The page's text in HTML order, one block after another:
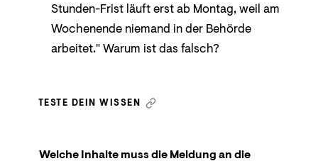
Stunden-Frist läuft erst ab Montag, weil am
Wochenende niemand in der Behörde
arbeitet." Warum ist das falsch?
TESTE DEIN WISSEN
Welche Inhalte muss die Meldung an die